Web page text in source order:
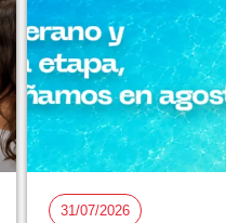
31/07/2026